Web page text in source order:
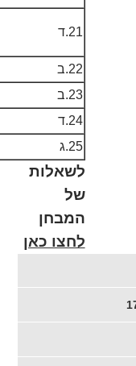
21.ד
22.ב
23.ב
24.ד
25.ג
לשאלות
של
המבחן
לחצו כאן